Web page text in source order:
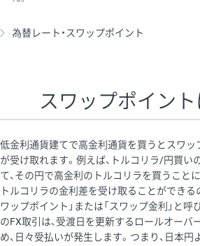
為替レート・スワップポイント
スワップポイン
低金利通貨建てで高金利通貨を買うとスワッ
が受け取れます。例えば、トルコリラ/円買い
て、その円で高金利のトルコリラを買うこと
トルコリラの金利差を受け取ることができる
ワップポイント」または「スワップ金利」と
のFX取引は、受渡日を更新するロールオーバ
め、日々受払いが発生します。つまり、日本